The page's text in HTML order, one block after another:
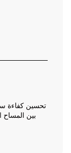
تحسين كفاءة
بين المساح